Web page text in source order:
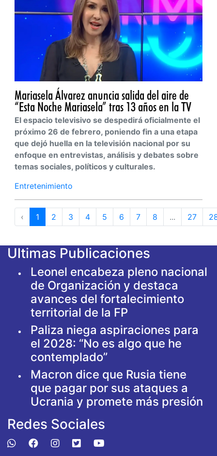
Mariasela Álvarez anuncia salida del aire de
“Esta Noche Mariasela” tras 13 años en la TV
El espacio televisivo se despedirá oficialmente el
próximo 26 de febrero, poniendo fin a una etapa
que dejó huella en la televisión nacional por su
enfoque en entrevistas, análisis y debates sobre
temas sociales, políticos y culturales.
Entretenimiento
‹ 1 2 3 4 5 6 7 8 ... 27
Ultimas Publicaciones
Leonel encabeza pleno nacional
de Organización y destaca
avances del fortalecimiento
territorial de la FP
Paliza niega aspiraciones para
el 2028: “No es algo que he
contemplado”
Macron dice que Rusia tiene
que pagar por sus ataques a
Ucrania y promete más presión
Redes Sociales